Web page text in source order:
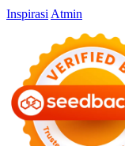
Inspirasi Atmin